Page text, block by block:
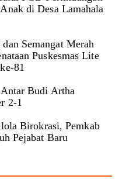
di Desa Lamahala
Semangat Merah
Puskesmas Lite
81
Budi Artha
2-1
Birokrasi, Pemkab
Pejabat Baru